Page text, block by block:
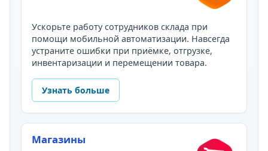
Ускорьте работу сотрудников склада при
помощи мобильной автоматизации. Навсегда
устраните ошибки при приёмке, отгрузке,
инвентаризации и перемещении товара.
Узнать больше
Магазины